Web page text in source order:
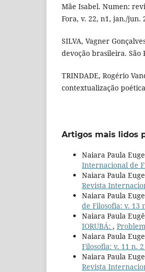
Mãe Isabel. Numen:
Fora, v. 22, n1, jan./jun.
SILVA, Vagner
devoção brasileira. São
TRINDADE, Rogério
contextualização
Artigos mais lidos
Naiara Paula
Internacional de
Naiara Paula
Revista
Naiara Paula
de Filosofia: v. 13
Naiara Paula
IORUBÁ: ,
Naiara Paula
Filosofia: v. 11 n.
Naiara Paula
Revista